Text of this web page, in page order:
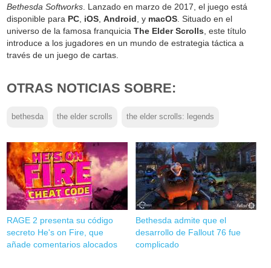
Bethesda Softworks . Lanzado en marzo de 2017, el juego está
disponible para PC iOS ,Android , y macOS . Situado en el
universo de la famosa franquiciaThe Elder Scrolls , este título
introduce a los jugadores en un mundo de estrategia táctica a
través de un juego de cartas.
OTRAS NOTICIAS SOBRE:
bethesda the elder scrolls the elder scrolls: legends
RAGE 2 presenta su código
secreto He's on Fire, que
añade comentarios alocados
Bethesda admite que el
desarrollo de Fallout 76 fue
complicado